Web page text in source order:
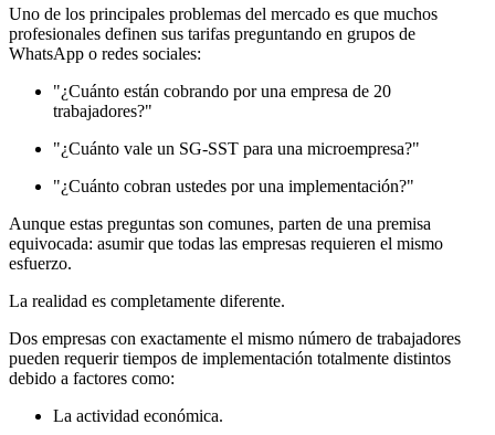
Uno de los principales problemas del mercado es que muchos
profesionales definen sus tarifas preguntando en grupos de
WhatsApp o redes sociales:
"¿Cuánto están cobrando por una empresa de 20
trabajadores?"
"¿Cuánto vale un SG-SST para una microempresa?"
"¿Cuánto cobran ustedes por una implementación?"
Aunque estas preguntas son comunes, parten de una premisa
equivocada: asumir que todas las empresas requieren el mismo
esfuerzo.
La realidad es completamente diferente.
Dos empresas con exactamente el mismo número de trabajadores
pueden requerir tiempos de implementación totalmente distintos
debido a factores como:
La actividad económica.